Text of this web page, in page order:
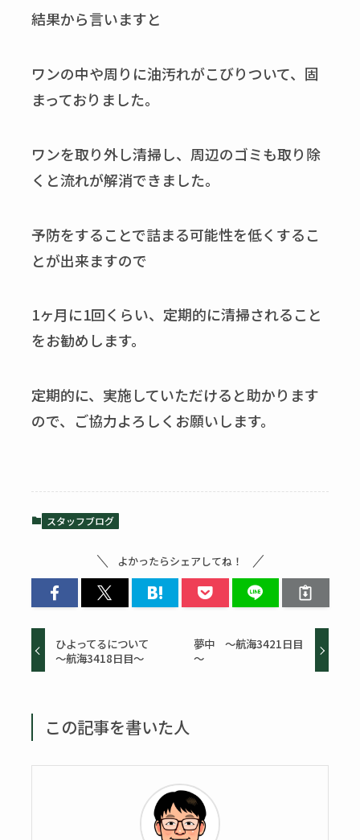
結果から言いますと
ワンの中や周りに油汚れがこびりついて、固
まっておりました。
ワンを取り外し清掃し、周辺のゴミも取り除
くと流れが解消できました。
予防をすることで詰まる可能性を低くするこ
とが出来ますので
1ヶ月に1回くらい、定期的に清掃されること
をお勧めします。
定期的に、実施していただけると助かります
ので、ご協力よろしくお願いします。
スタッフブログ
よかったらシェアしてね！
ひよってるについて
～航海3418日目～
夢中 ～航海3421日目
～
この記事を書いた人